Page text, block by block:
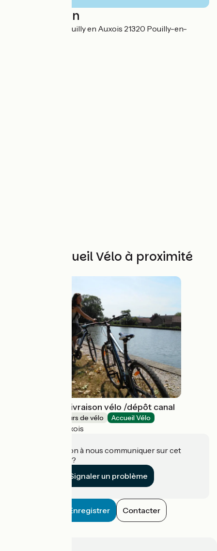
Localisation
Port du canal à Pouilly en Auxois 21320 Pouilly-en-
Autres Accueil Vélo à proximité
Vélovitamine - livraison vélo /dépôt canal
Loueurs/réparateurs de vélo Accueil Vélo
Pouilly-en-Auxois
Une information à nous communiquer sur cet
établissement ?
Signaler un problème
Enregistrer Contacter